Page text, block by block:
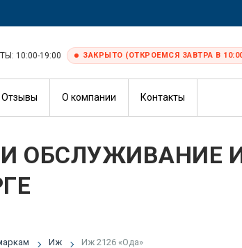
10:00-19:00 ЗАКРЫТО (ОТКРОЕМСЯ ЗАВТРА В
Отзывы О компании Контакты
ОБСЛУЖИВАНИЕ
Иж Иж 2126 «Ода»